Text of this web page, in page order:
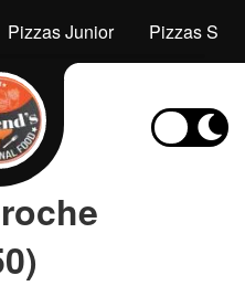
Pizzas Junior Pizzas